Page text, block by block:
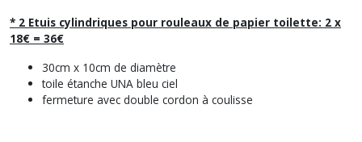
* 2 Etuis cylindriques pour rouleaux de papier toilette: 2 x
18€ = 36€
30cm x 10cm de diamètre
toile étanche UNA bleu ciel
fermeture avec double cordon à coulisse